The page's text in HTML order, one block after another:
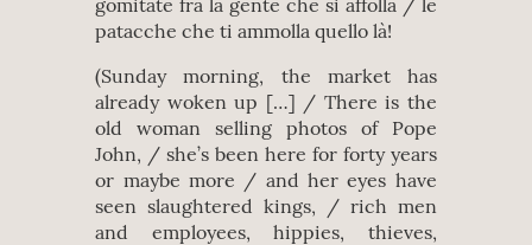
gomitate fra la gente che si affolla / le
patacche che ti ammolla quello là!
(Sunday morning, the market has
already woken up […] / There is the
old woman selling photos of Pope
John, / she’s been here for forty years
or maybe more / and her eyes have
seen slaughtered kings, / rich men
and employees, hippies, thieves,